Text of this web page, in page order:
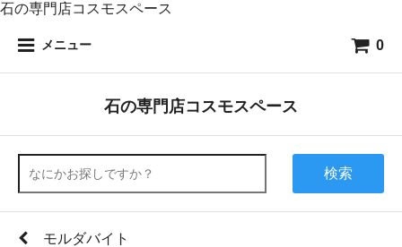
石の専門店コスモスペース
メニュー 0
石の専門店コスモスペース
検索
モルダバイト